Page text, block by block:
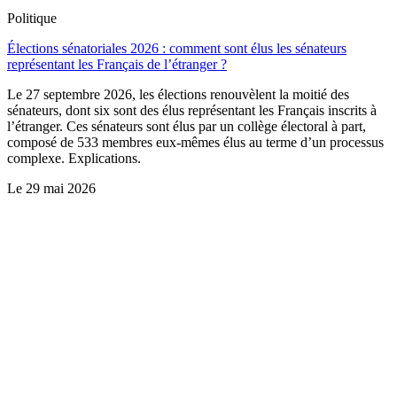
Politique
Élections sénatoriales 2026 : comment sont élus les sénateurs
représentant les Français de l’étranger ?
Le 27 septembre 2026, les élections renouvèlent la moitié des
sénateurs, dont six sont des élus représentant les Français inscrits à
l’étranger. Ces sénateurs sont élus par un collège électoral à part,
composé de 533 membres eux-mêmes élus au terme d’un processus
complexe. Explications.
Le 29 mai 2026